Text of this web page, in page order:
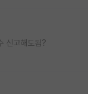
신고해도됨?